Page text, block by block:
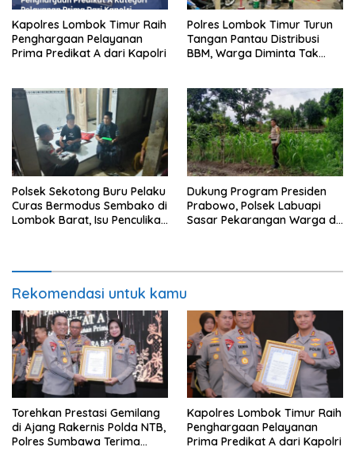
Kapolres Lombok Timur Raih
Penghargaan Pelayanan
Prima Predikat A dari Kapolri
Polres Lombok Timur Turun
Tangan Pantau Distribusi
BBM, Warga Diminta Tak
Polsek Sekotong Buru Pelaku
Curas Bermodus Sembako di
Lombok Barat, Isu Penculikan
Dukung Program Presiden
Prabowo, Polsek Labuapi
Sasar Pekarangan Warga di
Rekomendasi untuk kamu
Torehkan Prestasi Gemilang
di Ajang Rakernis Polda NTB,
Polres Sumbawa Terima
Kapolres Lombok Timur Raih
Penghargaan Pelayanan
Prima Predikat A dari Kapolri